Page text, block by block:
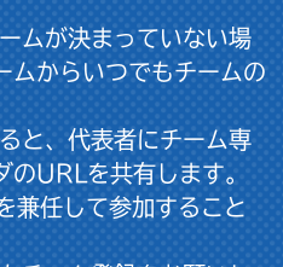
ムが決まっていない場
ムからいつでもチームの
と、代表者にチーム専
のURLを共有します。
任して参加すること